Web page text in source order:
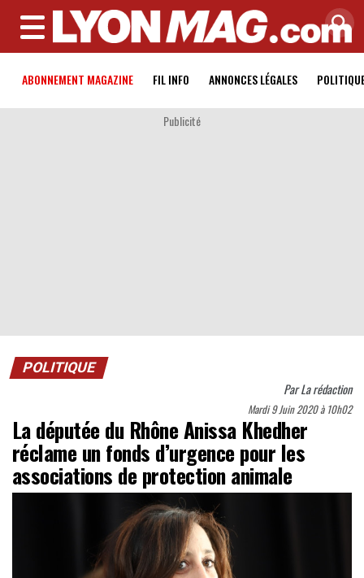
MENU
ABONNEMENT MAGAZINE FIL INFO ANNONCES LÉGALES
Publicité
POLITIQUE
ParLa rédaction
Mardi 9 Juin 2020 à 10h02
La députée du Rhône Anissa Khedher
réclame un fonds d’urgence pour les
associations de protection animale